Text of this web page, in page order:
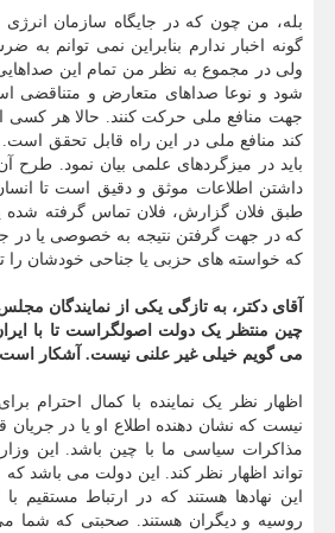
بله، من چون که در جایگاه سازمان
گونه اخبار ندارم بنابراین نمی توانم به
ولی در مجموع به نظر من تمام این
شود و نوعا صداهای متعارض و متناقضی
جهت منافع ملی حرکت کنند. حالا هر
کند منافع ملی در این راه قابل تحقق
باید در میزگردهای علمی بیان نمود. طرح
داشتن اطلاعات موثق و دقیق است تا
طبق فلان گزارش، فلان تماس گرفته شده
که در جهت گرفتن نتیجه به خصوصی یا در
که خواسته های حزبی یا جناحی خودشان را
آقای دکتر، به تازگی یکی از نمایندگان
چین منتظر یک دولت اصولگراست تا با
می گویم خیلی غیر علنی نیست. آشکار
اظهار نظر یک نماینده با کمال احترام
نیست که نشان دهنده اطلاع او یا در جریان
مذاکرات سیاسی ما با چین باشد. این
تواند اظهار نظر کند. این دولت می باشد که
این نهادها هستند که در ارتباط مستقیم
روسیه و دیگران هستند. صحبتی که شما